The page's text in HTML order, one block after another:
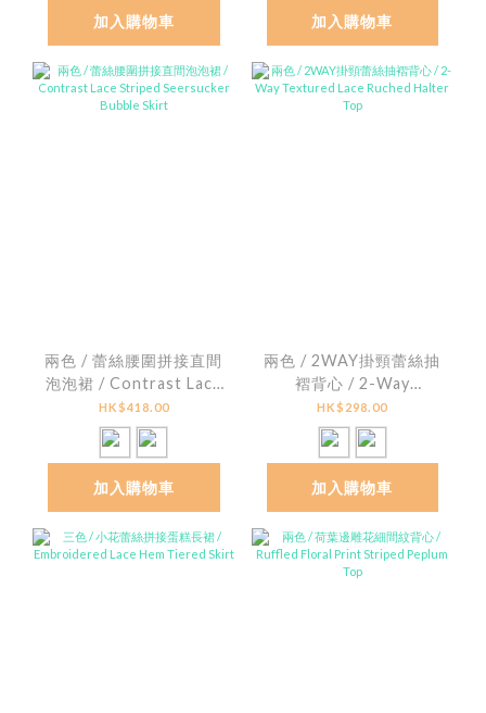
加入購物車 加入購物車
兩色 / 蕾絲腰圍拼接直間
泡泡裙 / Contrast Lace
Striped Seersucker
Bubble Skirt
HK$418.00
加入購物車
兩色 / 2WAY掛頸蕾絲抽
褶背心 / 2-Way
Textured Lace Ruched
Halter Top
HK$298.00
加入購物車